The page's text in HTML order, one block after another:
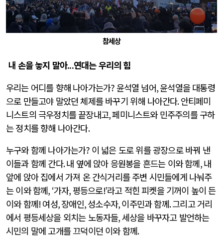
참세상
내 손을 놓지 말아...연대는 우리의 힘
우리는 어디를 향해 나아가는가?윤석열 넘어,윤석열을 대통령
으로 만들고야 말았던 체제를 바꾸기 위해 나아간다.안티페미
니스트의 극우정치를 끝장내고,페미니스트와 민주주의를 구하
는 정치를 향해 나아간다.
누구와 함께 나아가는가? 이 넓은 도로 위를 광장으로 바꿔 낸
이들과 함께 간다.내 옆에 앉아 응원봉을 흔드는 이와 함께,내
앞에 앉아 집에서 가져 온 간식거리를 주변 시민들에게 나눠주
는 이와 함께, ‘가자, 평등으로!’라고 적힌 피켓을 기꺼이 높이 든
이와 함께!여성,장애인,성소수자,이주민과 함께.그리고 거리
에서 평등세상을 외치는 노동자들,세상을 바꾸자고 발언하는
시민의 말에 고개를 끄덕이던 이와 함께.